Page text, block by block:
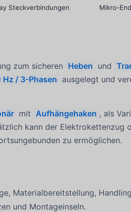
Steckverbindungen Mikro-
zum sicheren Heben und
/ 3-Phasen ausgelegt und
mit Aufhängehaken , als
kann der Elektrokettenzug
zu ermöglichen.
Materialbereitstellung,
und Montageinseln.